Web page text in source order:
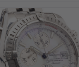
seleccionado